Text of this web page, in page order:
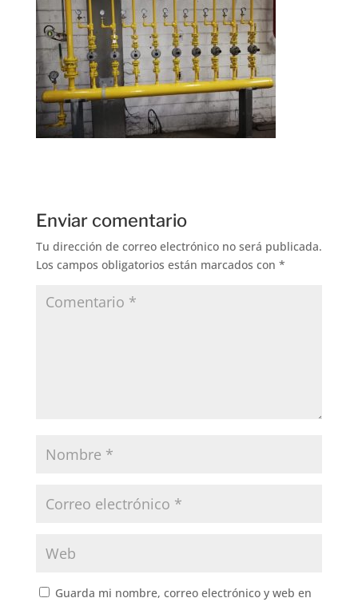
Enviar comentario
Tu dirección de correo electrónico no será publicada.
Los campos obligatorios están marcados con *
Guarda mi nombre, correo electrónico y web en